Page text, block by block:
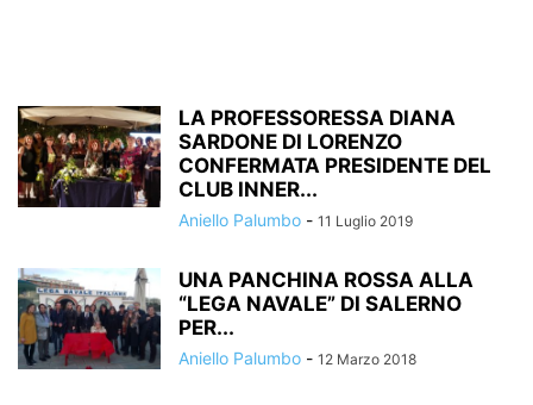
LA PROFESSORESSA DIANA
SARDONE DI LORENZO
CONFERMATA PRESIDENTE DEL
CLUB INNER...
Aniello Palumbo - 11 Luglio 2019
UNA PANCHINA ROSSA ALLA
“LEGA NAVALE” DI SALERNO
PER...
Aniello Palumbo - 12 Marzo 2018